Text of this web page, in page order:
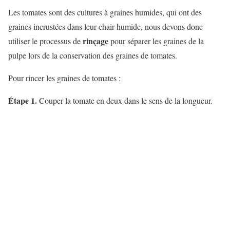
Les tomates sont des cultures à graines humides, qui ont des
graines incrustées dans leur chair humide, nous devons donc
utiliser le processus derinçagepour séparer les graines de la
pulpe lors de la conservation des graines de tomates.
Pour rincer les graines de tomates :
Étape 1.Couper la tomate en deux dans le sens de la longueur.